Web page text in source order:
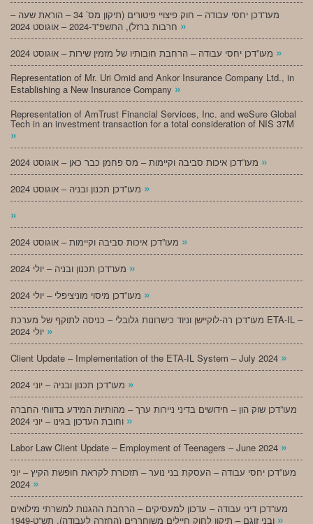
מעו”דכן יחסי עבודה – חוק פיצויי פיטורים (תיקון מס’ 34 – הוראת שעה –
»
»
Representation of Mr. Uri Omid and Ankor Insurance Company Ltd., in
Establishing a New Insurance Company »
Representation of AmTrust Financial Services, Inc. and weSure Global
Tech in an investment transaction for a total consideration of NIS 37M
»
»
»
»
»
»
»
מעו”דכן רה-לוקיישן וניוד כישרונות גלובלי – כניסה לתוקף של מערכת ETA-IL –
»
Client Update – Implementation of the ETA-IL System – July 2024 »
»
מעו”דכן שוק הון – חידושים בדיני ניירות ערך – מהותיות המידע בדווחי החברה
»
Labor Law Client Update – Employment of Teenagers – June 2024 »
מעו”דכן יחסי עבודה – העסקת בני נוער – תזכורת לקראת חופשת הקיץ – יוני
»
מעו”דכן דיני עבודה – עדכון למעסיקים – הרחבת ההגנות למשרתי מילואים
»